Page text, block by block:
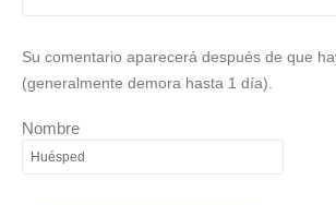
Su comentario aparecerá después de que
(generalmente demora hasta 1 día).
Nombre